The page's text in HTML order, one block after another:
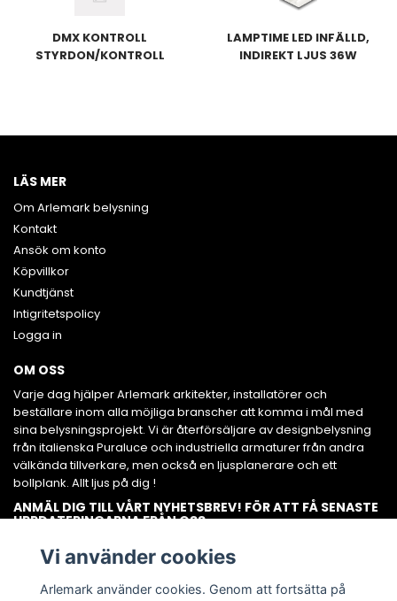
DMX KONTROLL
STYRDON/KONTROLL
LAMPTIME LED INFÄLLD,
INDIREKT LJUS 36W
LÄS MER
Om Arlemark belysning
Kontakt
Ansök om konto
Köpvillkor
Kundtjänst
Intigritetspolicy
Logga in
OM OSS
Varje dag hjälper Arlemark arkitekter, installatörer och
beställare inom alla möjliga branscher att komma i mål med
sina belysningsprojekt. Vi är återförsäljare av designbelysning
från italienska Puraluce och industriella armaturer från andra
välkända tillverkare, men också en ljusplanerare och ett
bollplank. Allt ljus på dig !
ANMÄL DIG TILL VÅRT NYHETSBREV! FÖR ATT FÅ SENASTE
UPPDATERINGARNA FRÅN OSS.
Vi använder cookies
Arlemark använder cookies. Genom att fortsätta på